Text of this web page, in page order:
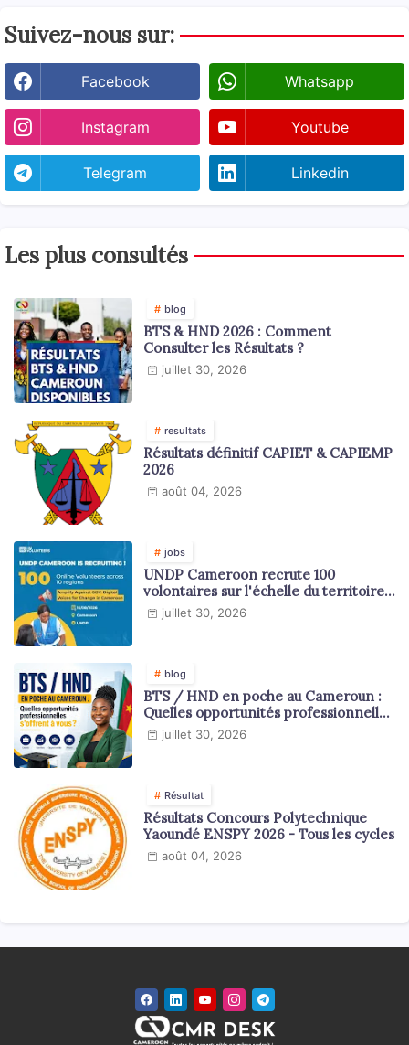
Suivez-nous sur:
Facebook Whatsapp
Instagram Youtube
Telegram Linkedin
Les plus consultés
blog
BTS & HND 2026 : Comment
Consulter les Résultats ?
juillet 30, 2026
resultats
Résultats définitif CAPIET & CAPIEMP
2026
août 04, 2026
jobs
UNDP Cameroon recrute 100
volontaires sur l'échelle du territoire
national
juillet 30, 2026
blog
BTS / HND en poche au Cameroun :
Quelles opportunités professionnelles
s'offrent à vous ?
juillet 30, 2026
Résultat
Résultats Concours Polytechnique
Yaoundé ENSPY 2026 - Tous les cycles
août 04, 2026